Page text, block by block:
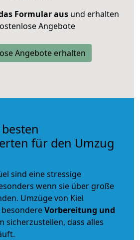
Formular ausund erhalten
Angebote
Angebote erhalten
für den Umzug
sind eine stressige
wenn sie über große
Umzüge von Kiel
Vorbereitung und
sicherzustellen, dass alles